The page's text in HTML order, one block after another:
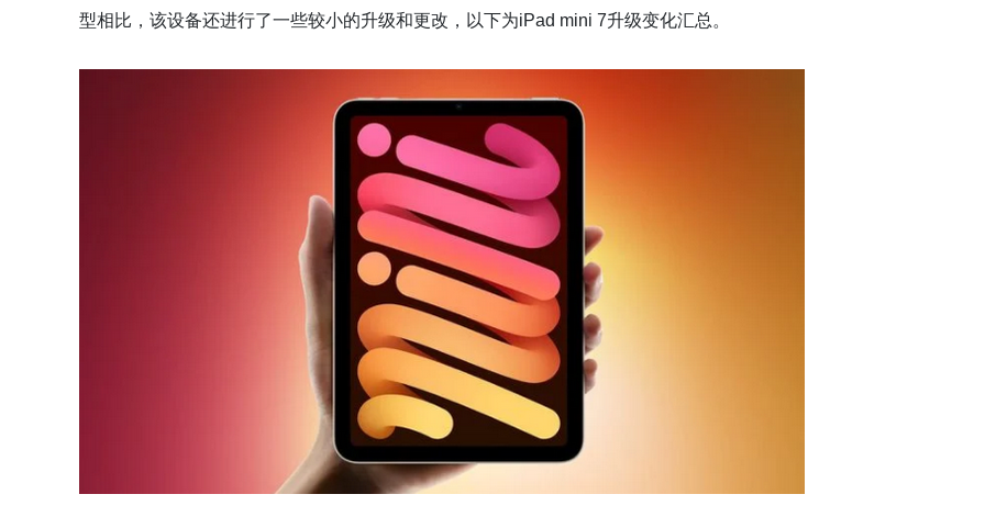
牛学长分区管理工具
牛学长重复文件删除工具
牛学长DLL修复大师
型相比，该设备还进行了一些较小的升级和更改，以下为iPad mini 7升级变化汇总。